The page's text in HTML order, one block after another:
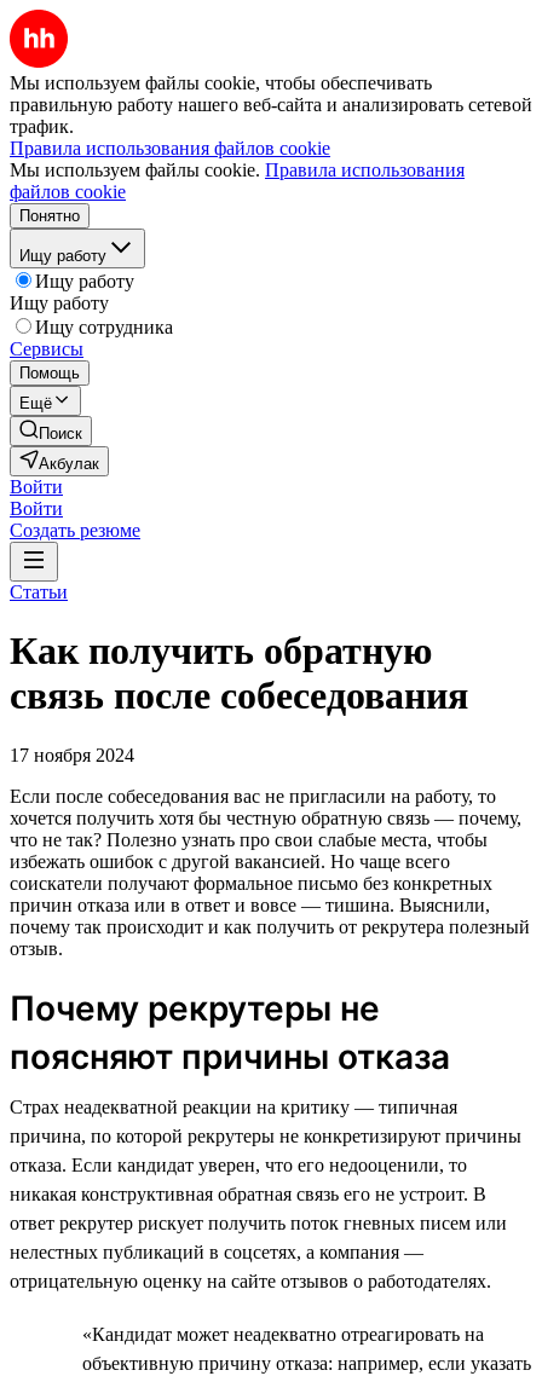
Мы используем файлы cookie, чтобы обеспечивать
правильную работу нашего веб-сайта и анализировать сетевой
трафик.
Правила использования файлов cookie
Мы используем файлы cookie. Правила использования
файлов cookie
Понятно
Ищу работу
Ищу работу
Ищу работу
Ищу сотрудника
Сервисы
Помощь
Ещё
Поиск
Акбулак
Войти
Войти
Создать резюме
Статьи
Как получить обратную
связь после собеседования
17 ноября 2024
Если после собеседования вас не пригласили на работу, то
хочется получить хотя бы честную обратную связь — почему,
что не так? Полезно узнать про свои слабые места, чтобы
избежать ошибок с другой вакансией. Но чаще всего
соискатели получают формальное письмо без конкретных
причин отказа или в ответ и вовсе — тишина. Выяснили,
почему так происходит и как получить от рекрутера полезный
отзыв.
Почему рекрутеры не
поясняют причины отказа
Страх неадекватной реакции на критику — типичная
причина, по которой рекрутеры не конкретизируют причины
отказа. Если кандидат уверен, что его недооценили, то
никакая конструктивная обратная связь его не устроит. В
ответ рекрутер рискует получить поток гневных писем или
нелестных публикаций в соцсетях, а компания —
отрицательную оценку на сайте отзывов о работодателях.
«Кандидат может неадекватно отреагировать на
объективную причину отказа: например, если указать